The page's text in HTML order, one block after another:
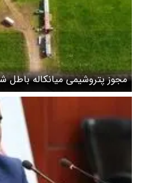
مجوز پتروشیمی میانکاله باطل